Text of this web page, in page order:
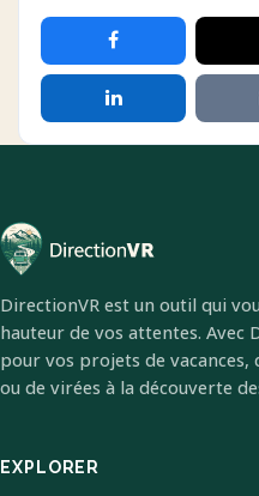
DirectionVR est un outil qui
hauteur de vos attentes. Avec
pour vos projets de
ou de virées à la découverte
EXPLORER